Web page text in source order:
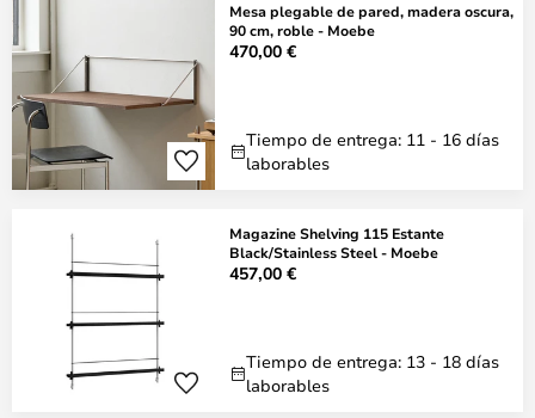
Mesa plegable de pared, madera oscura,
90 cm, roble - Moebe
470,00 €
Tiempo de entrega: 11 - 16 días
laborables
Magazine Shelving 115 Estante
Black/Stainless Steel - Moebe
457,00 €
Tiempo de entrega: 13 - 18 días
laborables